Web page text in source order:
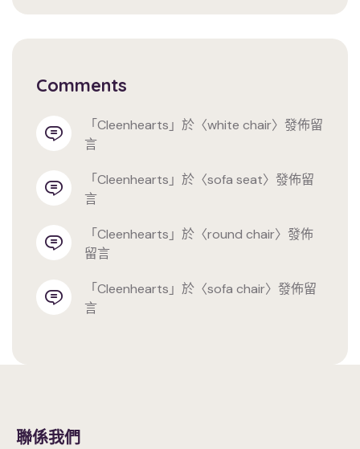
Comments
「 cleenhearts 」於〈white chair〉發佈留
言
「 cleenhearts 」於〈sofa seat〉發佈留
言
「 cleenhearts 」於〈round chair〉發佈
留言
「 cleenhearts 」於〈sofa chair〉發佈留
言
聯係我們